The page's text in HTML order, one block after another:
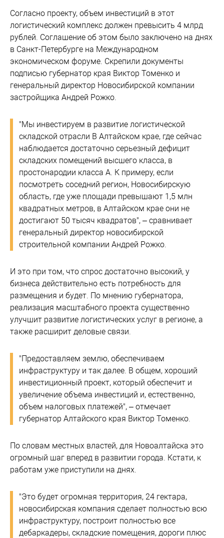
Согласно проекту, объем инвестиций в этот
логистический комплекс должен превысить 4 млрд
рублей. Соглашение об этом было заключено на днях
в Санкт-Петербурге на Международном
экономическом форуме. Скрепили документы
подписью губернатор края Виктор Томенко и
генеральный директор Новосибирской компании
застройщика Андрей Рожко.
"Мы инвестируем в развитие логистической
складской отрасли В Алтайском крае, где сейчас
наблюдается достаточно серьезный дефицит
складских помещений высшего класса, в
простонародии класса А. К примеру, если
посмотреть соседний регион, Новосибирскую
область, где уже площади превышают 1,5 млн
квадратных метров, в Алтайском крае они не
достигают 50 тысяч квадратов", – сравнивает
генеральный директор новосибирской
строительной компании Андрей Рожко.
И это при том, что спрос достаточно высокий, у
бизнеса действительно есть потребность для
размещения и будет. По мнению губернатора,
реализация масштабного проекта существенно
улучшит развитие логистических услуг в регионе, а
также расширит деловые связи.
"Предоставляем землю, обеспечиваем
инфраструктуру и так далее. В общем, хороший
инвестиционный проект, который обеспечит и
увеличение объема инвестиций и, естественно,
объем налоговых платежей", – отмечает
губернатор Алтайского края Виктор Томенко.
По словам местных властей, для Новоалтайска это
огромный шаг вперед в развитии города. Кстати, к
работам уже приступили на днях.
"Это будет огромная территория, 24 гектара,
новосибирская компания сделает полностью всю
инфраструктуру, построит полностью все
дебаркадеры, складские помещения, дороги плюс